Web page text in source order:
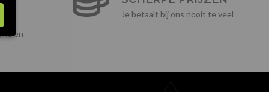
Je betaalt bij ons nooit te veel